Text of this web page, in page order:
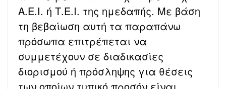
Α.Ε.Ι. ή Τ.Ε.Ι. της ημεδαπής. Με βάση
τη βεβαίωση αυτή τα παραπάνω
πρόσωπα επιτρέπεται να
συμμετέχουν σε διαδικασίες
διορισμού ή πρόσληψης για θέσεις